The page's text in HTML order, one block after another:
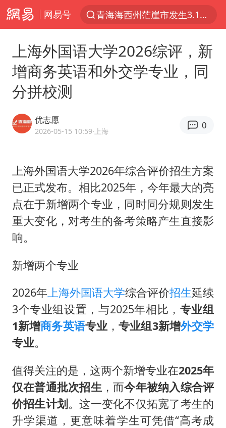
网易号
青海海西州茫崖市发生3.1级地震
我国编制完成新版全月地质图
台风白海豚登陆地点更新
吉林一“温度计大楼”读数爆表
宇树科技王兴兴身家有望超200亿元
村民谈“梅姨”：叫的其实是“媒姨”
中国养老床位“三连降”
五粮液渠道价一箱上涨近百元
郑国霖回应去景区上班被保安拦下
CIA被曝已秘密设立古巴工作组
曝韩足协曾为外籍裁判安排性招待
奋进开新局 实干挑大梁
上海外国语大学2026综评，新
增商务英语和外交学专业，同
分拼校测
优志愿
2026-05-15 10:59·上海
0
上海外国语大学2026年综合评价招生方案
已正式发布。相比2025年，今年最大的亮
点在于新增两个专业，同时同分规则发生
重大变化，对考生的备考策略产生直接影
响。
新增两个专业
2026年上海外国语大学综合评价招生延续
3个专业组设置，与2025年相比， 专业组
1新增商务英语专业 ，专业组3新增外交学
专业。
值得关注的是，这两个新增专业在2025年
仅在普通批次招生 ，而今年被纳入综合评
价招生计划。这一变化不仅拓宽了考生的
升学渠道，更意味着学生可凭借“高考成